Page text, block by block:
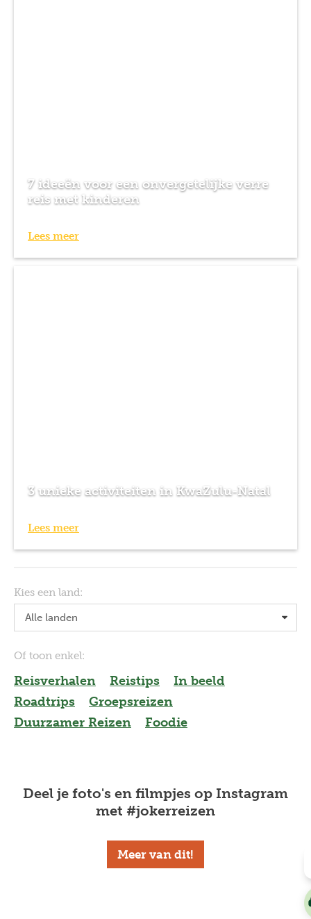
7 ideeën voor een onvergetelijke verre
reis met kinderen
Lees meer
3 unieke activiteiten in KwaZulu-Natal
Lees meer
Kies een land:
Of toon enkel:
Reisverhalen reistips
In beeld
roadtrips
groepsreizen
Duurzamer Reizen
foodie
Deel je foto's en filmpjes op Instagram
met #jokerreizen
Meer van dit!